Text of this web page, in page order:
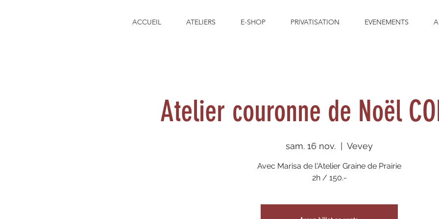
ACCUEIL ATELIERS E-SHOP PRIVATISATION EVENEMENTS
Atelier couronne de Noël
sam. 16 nov. Vevey
Avec Marisa de l'Atelier Graine de Prairie
2h / 150.-